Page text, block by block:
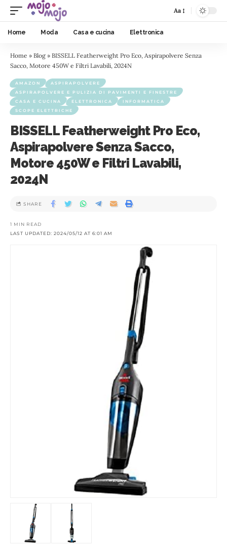
Aa
Home Moda Casa e cucina Elettronica
Home » Blog » BISSELL Featherweight Pro Eco, Aspirapolvere Senza
Sacco, Motore 450W e Filtri Lavabili, 2024N
AMAZON
ASPIRAPOLVERE
ASPIRAPOLVERE E PULIZIA DI PAVIMENTI E FINESTRE
CASA E CUCINA
ELETTRONICA
INFORMATICA
SCOPE ELETTRICHE
BISSELL Featherweight Pro Eco,
Aspirapolvere Senza Sacco,
Motore 450W e Filtri Lavabili,
2024N
LAST UPDATED: 2024/05/12 AT 6:01 AM
1 MIN READ
SHARE